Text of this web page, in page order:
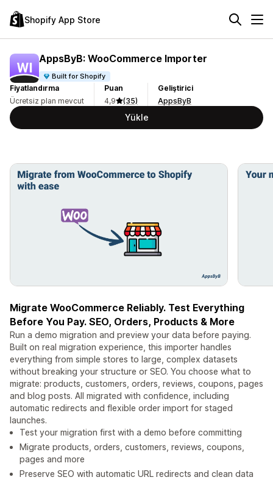
Shopify App Store
AppsByB: WooCommerce Importer
Built for Shopify
Fiyatlandırma
Ücretsiz plan mevcut
Puan
4,9
(35)
Geliştirici
AppsByB
Yükle
Migrate WooCommerce Reliably. Test Everything
Before You Pay. SEO, Orders, Products & More
Run a demo migration and preview your data before paying.
Built on real migration experience, this importer handles
everything from simple stores to large, complex datasets
without breaking your structure or SEO. You choose what to
migrate: products, customers, orders, reviews, coupons, pages
and blog posts. All migrated with confidence, including
automatic redirects and flexible order import for staged
launches.
Test your migration first with a demo before committing
Migrate products, orders, customers, reviews, coupons,
pages and more
Preserve SEO with automatic URL redirects and clean data